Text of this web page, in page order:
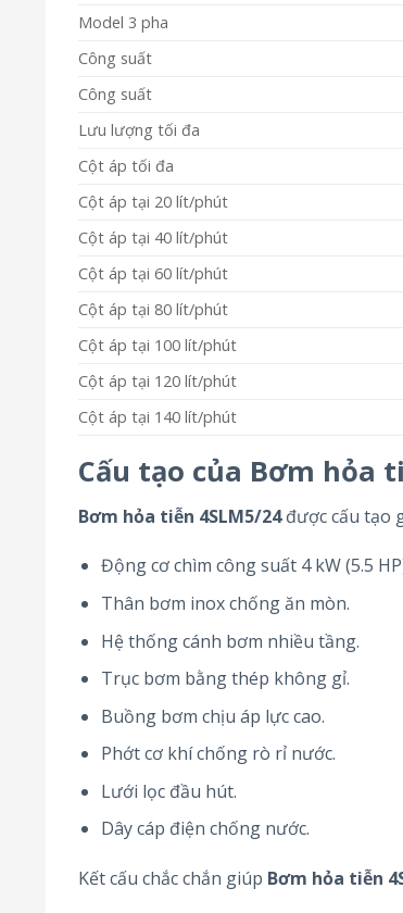
Model 3 pha
Công suất
Công suất
Lưu lượng tối đa
Cột áp tối đa
Cột áp tại 20 lít/phút
Cột áp tại 40 lít/phút
Cột áp tại 60 lít/phút
Cột áp tại 80 lít/phút
Cột áp tại 100 lít/phút
Cột áp tại 120 lít/phút
Cột áp tại 140 lít/phút
Cấu tạo của Bơm hỏa
Bơm hỏa tiễn 4SLM5/24được cấu tạo
Động cơ chìm công suất 4 kW (5.5
Thân bơm inox chống ăn mòn.
Hệ thống cánh bơm nhiều tầng.
Trục bơm bằng thép không gỉ.
Buồng bơm chịu áp lực cao.
Phớt cơ khí chống rò rỉ nước.
Lưới lọc đầu hút.
Dây cáp điện chống nước.
Kết cấu chắc chắn giúp Bơm hỏa tiễn